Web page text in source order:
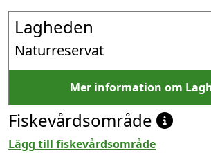
Lagheden
Naturreservat
Mer information om
Fiskevårdsområde
Lägg till fiskevårdsområde